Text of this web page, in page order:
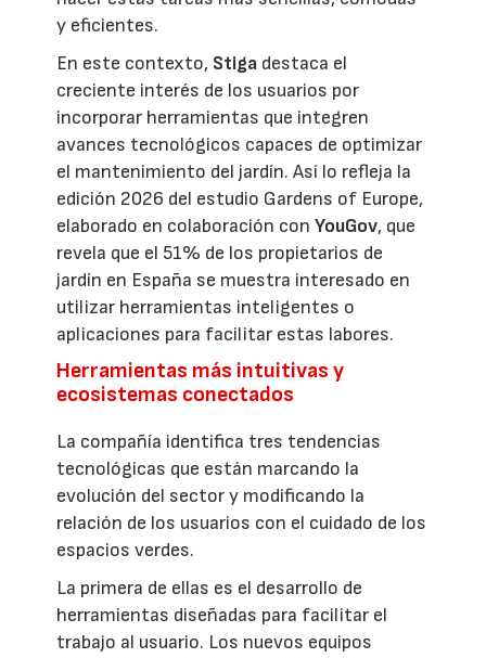
y eficientes.
En este contexto, Stiga destaca el
creciente interés de los usuarios por
incorporar herramientas que integren
avances tecnológicos capaces de optimizar
el mantenimiento del jardín. Así lo refleja la
edición 2026 del estudio Gardens of Europe,
elaborado en colaboración conYouGov, que
revela que el 51% de los propietarios de
jardín en España se muestra interesado en
utilizar herramientas inteligentes o
aplicaciones para facilitar estas labores.
Herramientas más intuitivas y
ecosistemas conectados
La compañía identifica tres tendencias
tecnológicas que están marcando la
evolución del sector y modificando la
relación de los usuarios con el cuidado de los
espacios verdes.
La primera de ellas es el desarrollo de
herramientas diseñadas para facilitar el
trabajo al usuario. Los nuevos equipos